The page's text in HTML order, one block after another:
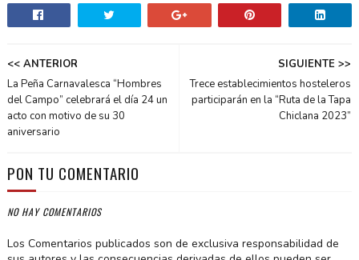
SIGUIENTE >>
Trece establecimientos hosteleros
participarán en la “Ruta de la Tapa
Chiclana 2023”
<< ANTERIOR
La Peña Carnavalesca “Hombres
del Campo” celebrará el día 24 un
acto con motivo de su 30
aniversario
PON TU COMENTARIO
NO HAY COMENTARIOS
Los Comentarios publicados son de exclusiva responsabilidad de